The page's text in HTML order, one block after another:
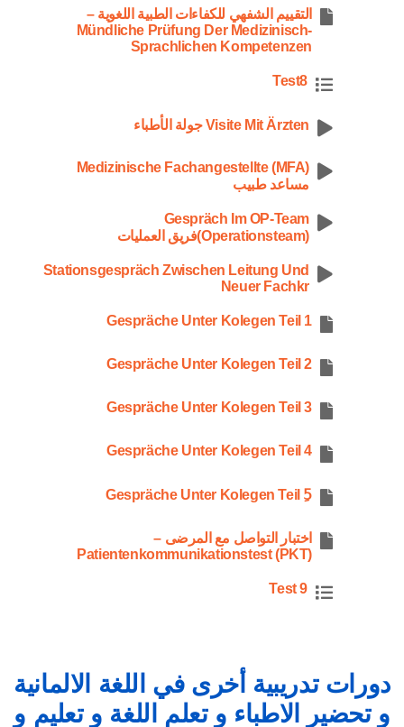
التقييم الشفهي للكفاءات الطبية اللغوية –
Mündliche Prüfung Der Medizinisch-
Sprachlichen Kompetenzen
Test8
Visite Mit Ärzten جولة الأطباء
Medizinische Fachangestellte (MFA)
مساعد طبيب
Gespräch Im OP-Team
(Operationsteam)فريق العمليات
Stationsgespräch Zwischen Leitung Und
Neuer Fachkr
Gespräche Unter Kolegen Teil 1
Gespräche Unter Kolegen Teil 2
Gespräche Unter Kolegen Teil 3
Gespräche Unter Kolegen Teil 4
Gespräche Unter Kolegen Teil 5ِ
اختبار التواصل مع المرضى –
Patientenkommunikationstest (PKT)
Test 9
دورات تدريبية أخرى في اللغة الالمانية
و تحضير الاطباء و تعلم اللغة و تعليم و